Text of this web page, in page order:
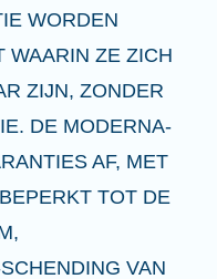
WORDEN
WAARIN ZE ZICH
ZIJN, ZONDER
DE MODERNA-
AF, MET
TOT DE
VAN